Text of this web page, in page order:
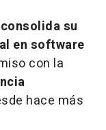
su
en software
con la
hace más